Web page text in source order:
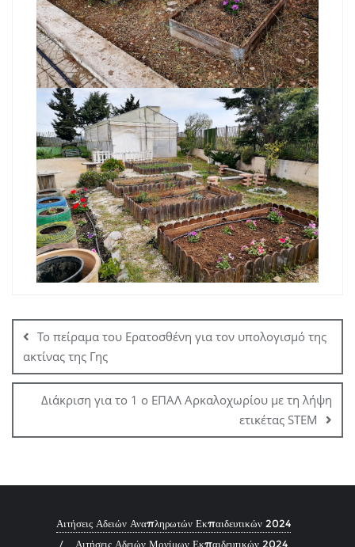
άρθρων
Το πείραμα του Ερατοσθένη για τον υπολογισμό της
ακτίνας της Γης
Διάκριση για το 1 ο ΕΠΑΛ Αρκαλοχωρίου με τη λήψη
ετικέτας STEM
Αιτήσεις Αδειών Αναπληρωτών Εκπαιδευτικών 2024
Αιτήσεις Αδειών Μονίμων Εκπαιδευτικών 2024